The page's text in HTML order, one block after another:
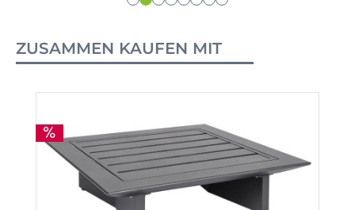
ZUSAMMEN KAUFEN MIT